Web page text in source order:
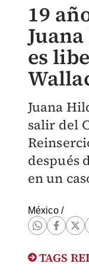
19
es
Juana
salir del
después
en un
México/
TAGS